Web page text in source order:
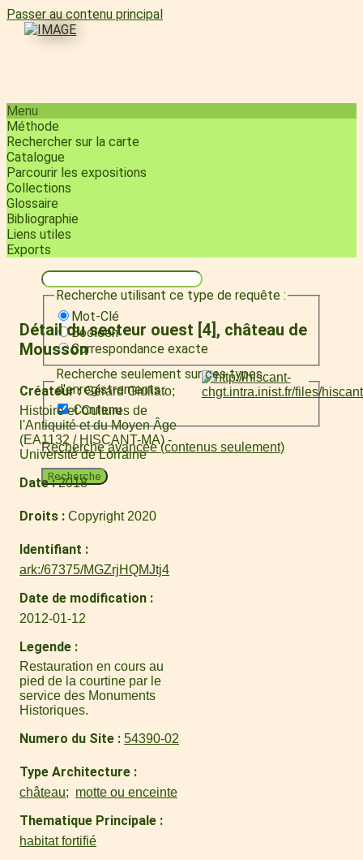
Passer au contenu principal
Menu
Méthode
Rechercher sur la carte
Catalogue
Parcourir les expositions
Collections
Glossaire
Bibliographie
Liens utiles
Exports
Recherche utilisant ce type de requête :
Mot-Clé
Booléen
Correspondance exacte
Recherche seulement sur ces types
d'enregistrements :
Contenu
Recherche avancée (contenus seulement)
Recherche
Détail du secteur ouest [4], château de
Mousson
Créateur
Gérard Giuliato
Histoire et Cultures de
l'Antiquité et du Moyen Âge
(EA1132 / HISCANT-MA) -
Université de Lorraine
Date 2018
Droits Copyright 2020
Identifiant
ark:/67375/MGZrjHQMJtj4
Date de modification
2012-01-12
Legende
Restauration en cours au
pied de la courtine par le
service des Monuments
Historiques.
Numero du Site 54390-02
Type Architecture
château motte ou enceinte
Thematique Principale
habitat fortifié